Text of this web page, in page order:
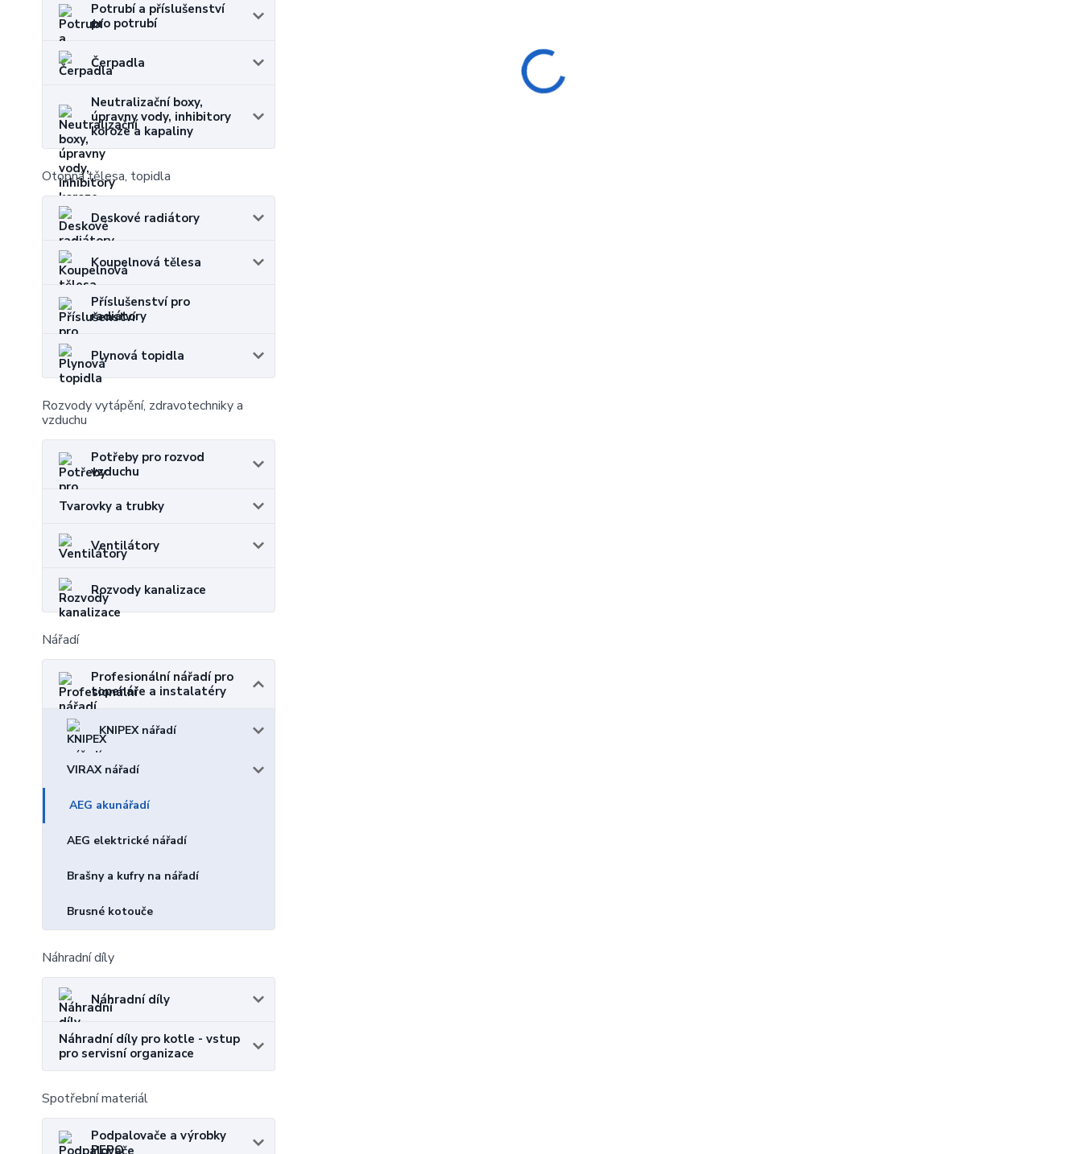
Potrubí a příslušenství
pro potrubí
Čerpadla
Neutralizační boxy,
úpravny vody, inhibitory
koroze a kapaliny
Otopná tělesa, topidla
Deskové radiátory
Koupelnová tělesa
Příslušenství pro
radiátory
Plynová topidla
Rozvody vytápění, zdravotechniky a
vzduchu
Potřeby pro rozvod
vzduchu
Tvarovky a trubky
Ventilátory
Rozvody kanalizace
Nářadí
Profesionální nářadí pro
topenáře a instalatéry
KNIPEX nářadí
VIRAX nářadí
AEG akunářadí
AEG elektrické nářadí
Brašny a kufry na nářadí
Brusné kotouče
Náhradní díly
Náhradní díly
Náhradní díly pro kotle - vstup
pro servisní organizace
Spotřební materiál
Podpalovače a výrobky
PEPO